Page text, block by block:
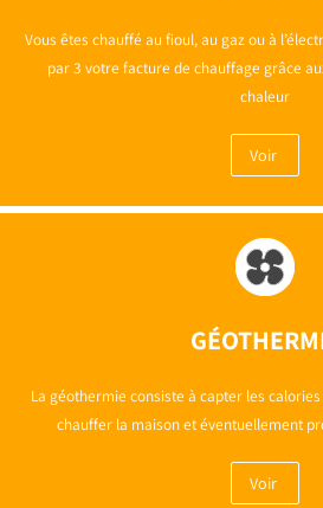
Vous êtes chauffé au fioul, au gaz ou à
par 3 votre facture de chauffage grâce
chaleur
Voir
La géothermie consiste à capter les
chauffer la maison et éventuellement
Voir